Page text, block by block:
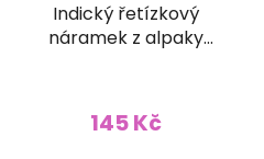
Indický řetízkový
náramek z alpaky
145 Kč